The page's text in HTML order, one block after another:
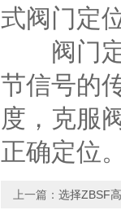
式阀门定
阀门定
节信号的
度，克服
正确定位
上一篇： 选择ZBSF